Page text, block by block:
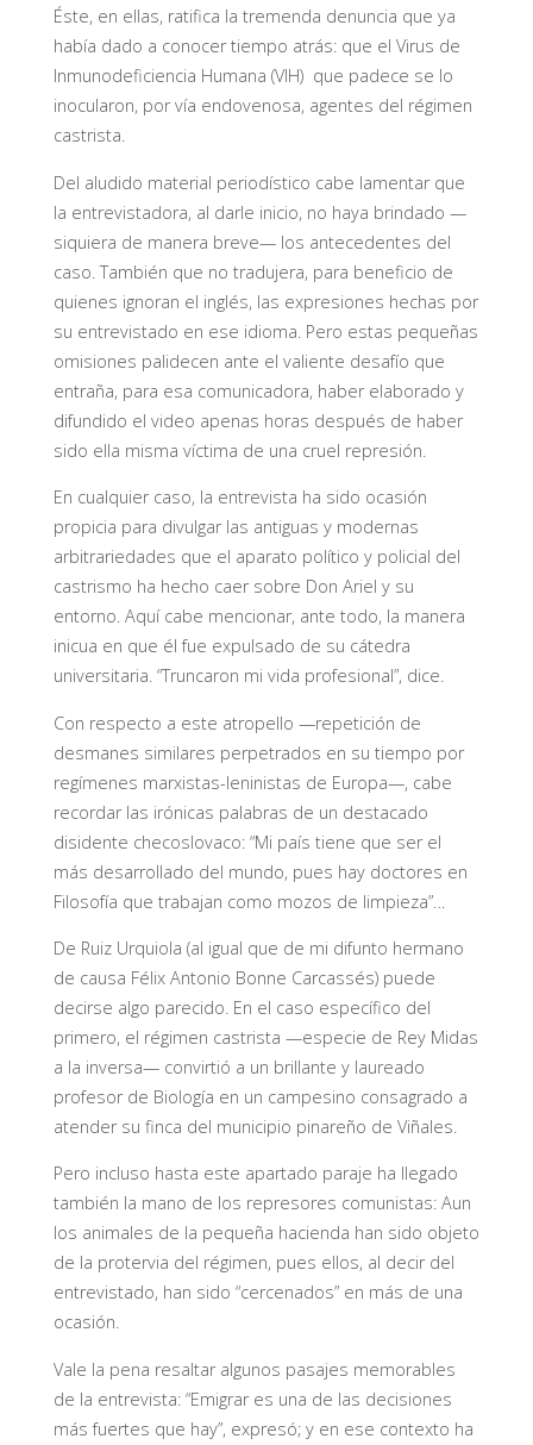
Éste, en ellas, ratifica la tremenda denuncia que ya
había dado a conocer tiempo atrás: que el Virus de
Inmunodeficiencia Humana (VIH) que padece se lo
inocularon, por vía endovenosa, agentes del régimen
castrista.
Del aludido material periodístico cabe lamentar que
la entrevistadora, al darle inicio, no haya brindado —
siquiera de manera breve— los antecedentes del
caso. También que no tradujera, para beneficio de
quienes ignoran el inglés, las expresiones hechas por
su entrevistado en ese idioma. Pero estas pequeñas
omisiones palidecen ante el valiente desafío que
entraña, para esa comunicadora, haber elaborado y
difundido el video apenas horas después de haber
sido ella misma víctima de una cruel represión.
En cualquier caso, la entrevista ha sido ocasión
propicia para divulgar las antiguas y modernas
arbitrariedades que el aparato político y policial del
castrismo ha hecho caer sobre Don Ariel y su
entorno. Aquí cabe mencionar, ante todo, la manera
inicua en que él fue expulsado de su cátedra
universitaria. “Truncaron mi vida profesional”, dice.
Con respecto a este atropello —repetición de
desmanes similares perpetrados en su tiempo por
regímenes marxistas-leninistas de Europa—, cabe
recordar las irónicas palabras de un destacado
disidente checoslovaco: “Mi país tiene que ser el
más desarrollado del mundo, pues hay doctores en
Filosofía que trabajan como mozos de limpieza”…
De Ruiz Urquiola (al igual que de mi difunto hermano
de causa Félix Antonio Bonne Carcassés) puede
decirse algo parecido. En el caso específico del
primero, el régimen castrista —especie de Rey Midas
a la inversa— convirtió a un brillante y laureado
profesor de Biología en un campesino consagrado a
atender su finca del municipio pinareño de Viñales.
Pero incluso hasta este apartado paraje ha llegado
también la mano de los represores comunistas: Aun
los animales de la pequeña hacienda han sido objeto
de la protervia del régimen, pues ellos, al decir del
entrevistado, han sido “cercenados” en más de una
ocasión.
Vale la pena resaltar algunos pasajes memorables
de la entrevista: “Emigrar es una de las decisiones
más fuertes que hay”, expresó; y en ese contexto ha